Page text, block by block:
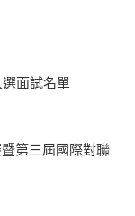
面試名單
第三屆國際對聯